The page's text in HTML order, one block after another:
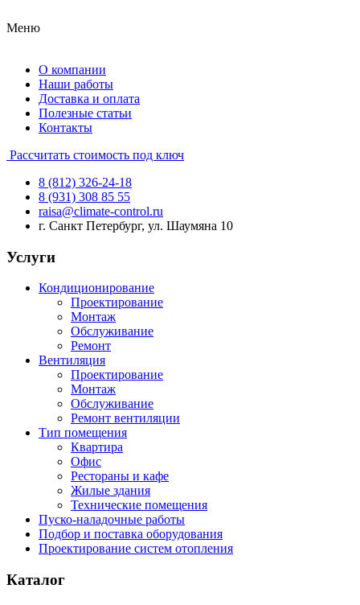
Меню
О компании
Наши работы
Доставка и оплата
Полезные статьи
Контакты
Рассчитать стоимость под ключ
8 (812) 326-24-18
8 (931) 308 85 55
raisa@climate-control.ru
г. Санкт Петербург, ул. Шаумяна 10
Услуги
Кондиционирование
Проектирование
Монтаж
Обслуживание
Ремонт
Вентиляция
Проектирование
Монтаж
Обслуживание
Ремонт вентиляции
Тип помещения
Квартира
Офис
Рестораны и кафе
Жилые здания
Технические помещения
Пуско-наладочные работы
Подбор и поставка оборудования
Проектирование систем отопления
Каталог